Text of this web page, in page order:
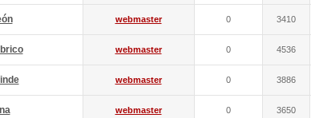
webmaster 0 3410
webmaster 0 4536
webmaster 0 3886
webmaster 0 3650